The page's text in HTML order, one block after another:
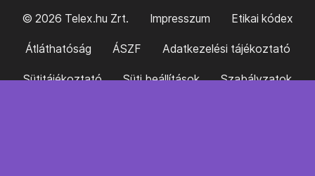
© 2026 Telex.hu Zrt. Impresszum Etikai kódex
Átláthatóság ÁSZF Adatkezelési tájékoztató
Sütitájékoztató Süti beállítások Szabályzatok